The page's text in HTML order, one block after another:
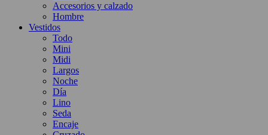
Accesorios y calzado
Hombre
Vestidos
Todo
Mini
Midi
Largos
Noche
Día
Lino
Seda
Encaje